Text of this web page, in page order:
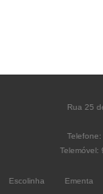
Rua 25
Telemóvel:
Escolinha Ementa